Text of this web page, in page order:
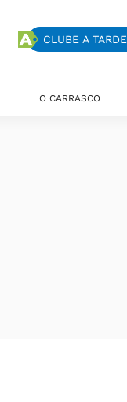
CLUBE A TARDE
O CARRASCO